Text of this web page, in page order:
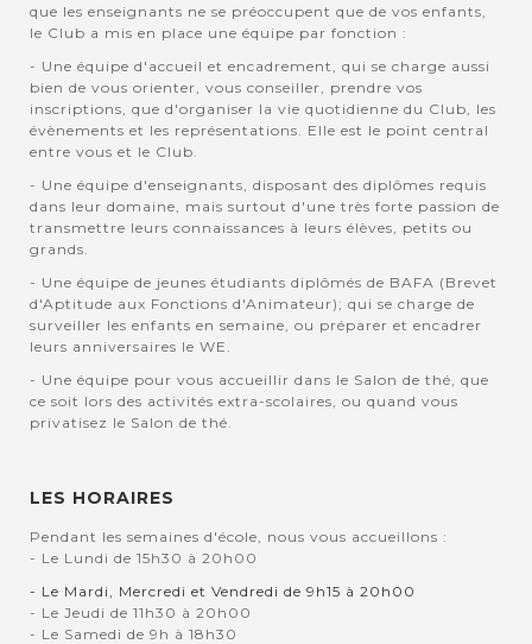
que les enseignants ne se préoccupent que de vos enfants,
le Club a mis en place une équipe par fonction :
- Une équipe d'accueil et encadrement, qui se charge aussi
bien de vous orienter, vous conseiller, prendre vos
inscriptions, que d'organiser la vie quotidienne du Club, les
évènements et les représentations. Elle est le point central
entre vous et le Club.
- Une équipe d'enseignants, disposant des diplômes requis
dans leur domaine, mais surtout d'une très forte passion de
transmettre leurs connaissances à leurs élèves, petits ou
grands.
- Une équipe de jeunes étudiants diplômés de BAFA (Brevet
d'Aptitude aux Fonctions d'Animateur); qui se charge de
surveiller les enfants en semaine, ou préparer et encadrer
leurs anniversaires le WE.
- Une équipe pour vous accueillir dans le Salon de thé, que
ce soit lors des activités extra-scolaires, ou quand vous
privatisez le Salon de thé.
LES HORAIRES
Pendant les semaines d'école, nous vous accueillons :
- Le Lundi de 15h30 à 20h00
- Le Mardi, Mercredi et Vendredi de 9h15 à 20h00
- Le Jeudi de 11h30 à 20h00
- Le Samedi de 9h à 18h30